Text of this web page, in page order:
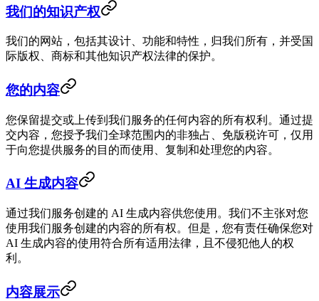
我们的知识产权
我们的网站，包括其设计、功能和特性，归我们所有，并受国
际版权、商标和其他知识产权法律的保护。
您的内容
您保留提交或上传到我们服务的任何内容的所有权利。通过提
交内容，您授予我们全球范围内的非独占、免版税许可，仅用
于向您提供服务的目的而使用、复制和处理您的内容。
AI 生成内容
通过我们服务创建的 AI 生成内容供您使用。我们不主张对您
使用我们服务创建的内容的所有权。但是，您有责任确保您对
AI 生成内容的使用符合所有适用法律，且不侵犯他人的权
利。
内容展示